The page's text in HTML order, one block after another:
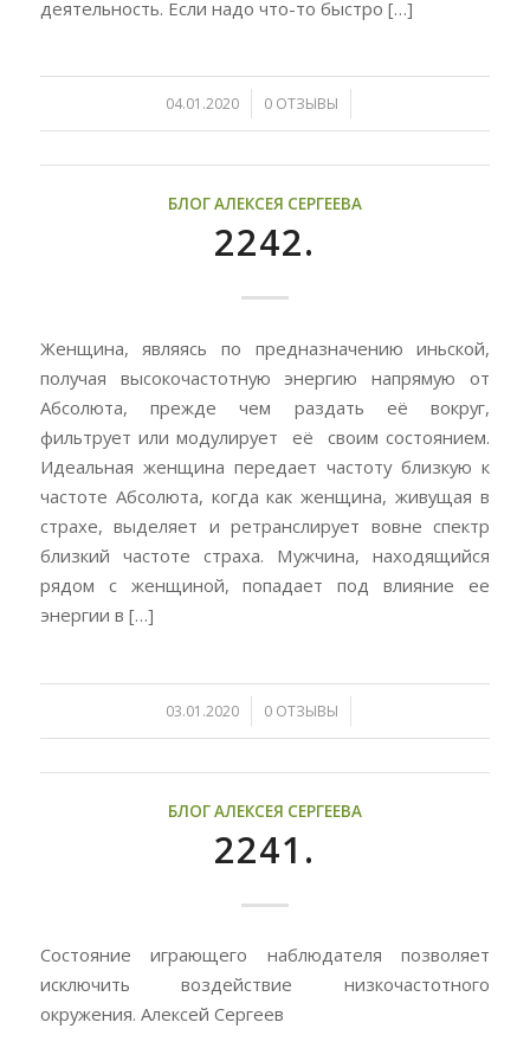
деятельность. Если надо что-то быстро […]
04.01.2020
/ 0 ОТЗЫВЫ
/
БЛОГ АЛЕКСЕЯ СЕРГЕЕВА
2242.
Женщина, являясь по предназначению иньской,
получая высокочастотную энергию напрямую от
Абсолюта, прежде чем раздать её вокруг,
фильтрует или модулирует её своим состоянием.
Идеальная женщина передает частоту близкую к
частоте Абсолюта, когда как женщина, живущая в
страхе, выделяет и ретранслирует вовне спектр
близкий частоте страха. Мужчина, находящийся
рядом с женщиной, попадает под влияние ее
энергии в […]
03.01.2020
/ 0 ОТЗЫВЫ
/
БЛОГ АЛЕКСЕЯ СЕРГЕЕВА
2241.
Состояние играющего наблюдателя позволяет
исключить воздействие низкочастотного
окружения. Алексей Сергеев